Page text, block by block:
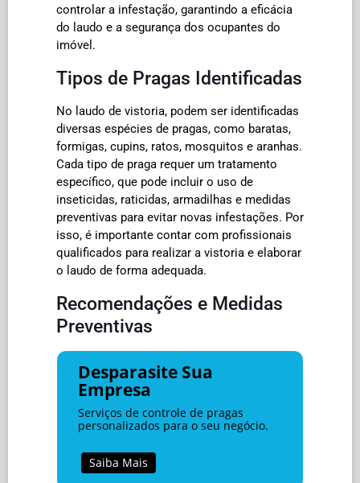
controlar a infestação, garantindo a eficácia
do laudo e a segurança dos ocupantes do
imóvel.
Tipos de Pragas Identificadas
No laudo de vistoria, podem ser identificadas
diversas espécies de pragas, como baratas,
formigas, cupins, ratos, mosquitos e aranhas.
Cada tipo de praga requer um tratamento
específico, que pode incluir o uso de
inseticidas, raticidas, armadilhas e medidas
preventivas para evitar novas infestações. Por
isso, é importante contar com profissionais
qualificados para realizar a vistoria e elaborar
o laudo de forma adequada.
Recomendações e Medidas
Preventivas
Desparasite Sua
Empresa
Serviços de controle de pragas
personalizados para o seu negócio.
Saiba Mais